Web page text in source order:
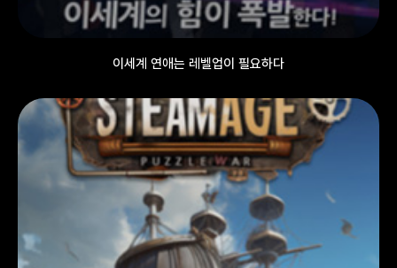
이세계 연애는 레벨업이 필요하다